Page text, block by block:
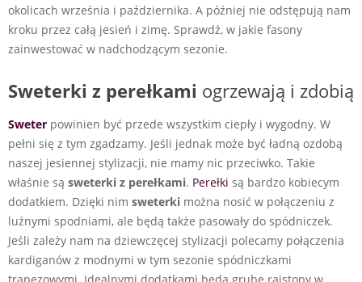
okolicach września i października. A później nie odstępują nam
kroku przez całą jesień i zimę. Sprawdź, w jakie fasony
zainwestować w nadchodzącym sezonie.
Sweterki z perełkami ogrzewają i zdobią
Sweter powinien być przede wszystkim ciepły i wygodny. W
pełni się z tym zgadzamy. Jeśli jednak może być ładną ozdobą
naszej jesiennej stylizacji, nie mamy nic przeciwko. Takie
właśnie są sweterki z perełkami. Perełki są bardzo kobiecym
dodatkiem. Dzięki nim sweterki można nosić w połączeniu z
luźnymi spodniami, ale będą także pasowały do spódniczek.
Jeśli zależy nam na dziewczęcej stylizacji polecamy połączenia
kardiganów z modnymi w tym sezonie spódniczkami